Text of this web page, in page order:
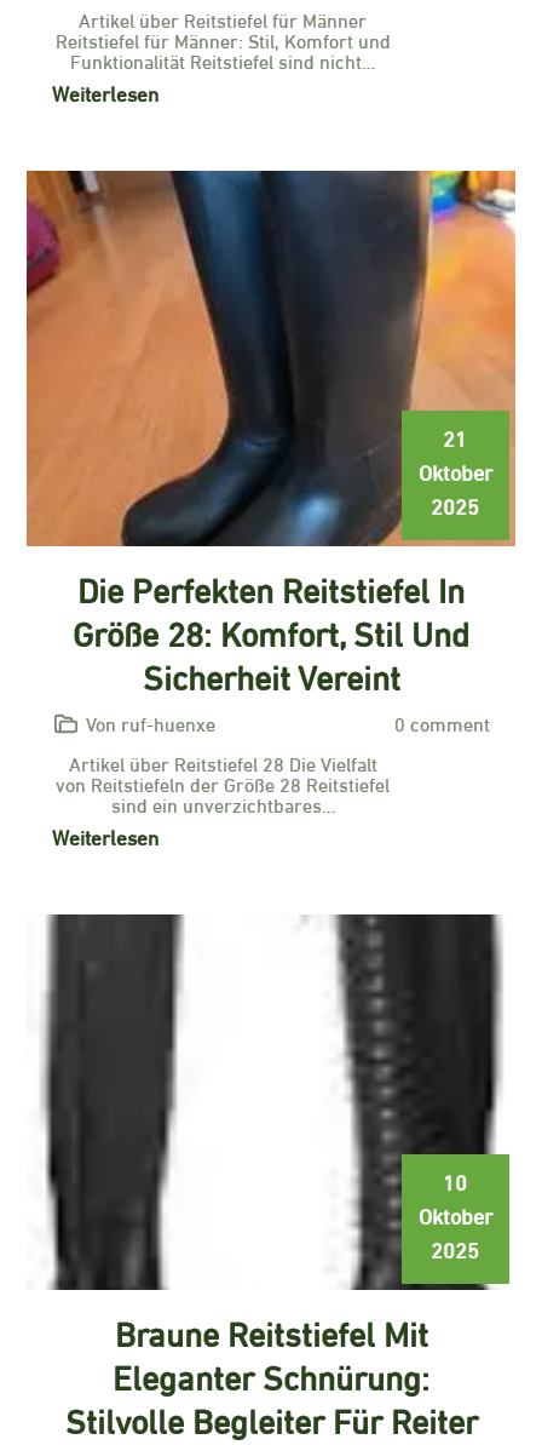
Artikel über Reitstiefel für Männer
Reitstiefel für Männer: Stil, Komfort und
Funktionalität Reitstiefel sind nicht…
Weiterlesen
21
Oktober
2025
Die Perfekten Reitstiefel In
Größe 28: Komfort, Stil Und
Sicherheit Vereint
Von ruf-huenxe
0 comment
Artikel über Reitstiefel 28 Die Vielfalt
von Reitstiefeln der Größe 28 Reitstiefel
sind ein unverzichtbares…
Weiterlesen
10
Oktober
2025
Braune Reitstiefel Mit
Eleganter Schnürung:
Stilvolle Begleiter Für Reiter